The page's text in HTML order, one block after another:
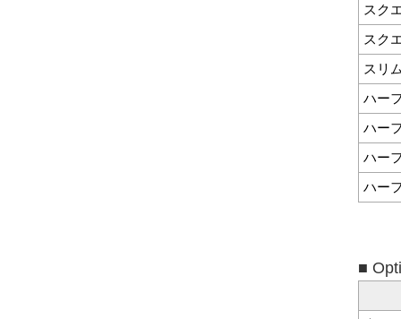
スク
スク
スリ
ハー
ハー
ハー
ハー
■